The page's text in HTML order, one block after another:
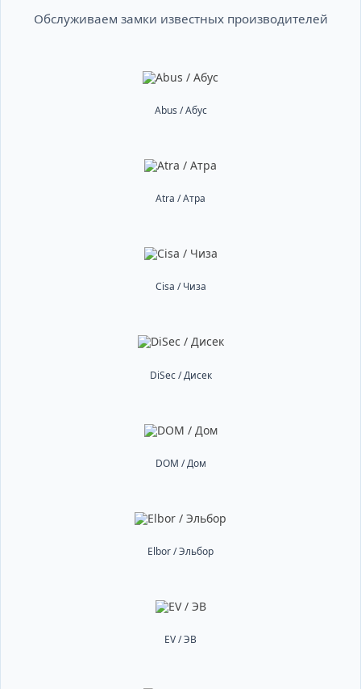
Обслуживаем замки известных производителей
Abus / Абус
Atra / Атра
Cisa / Чиза
DiSec / Дисек
DOM / Дом
Elbor / Эльбор
EV / ЭВ